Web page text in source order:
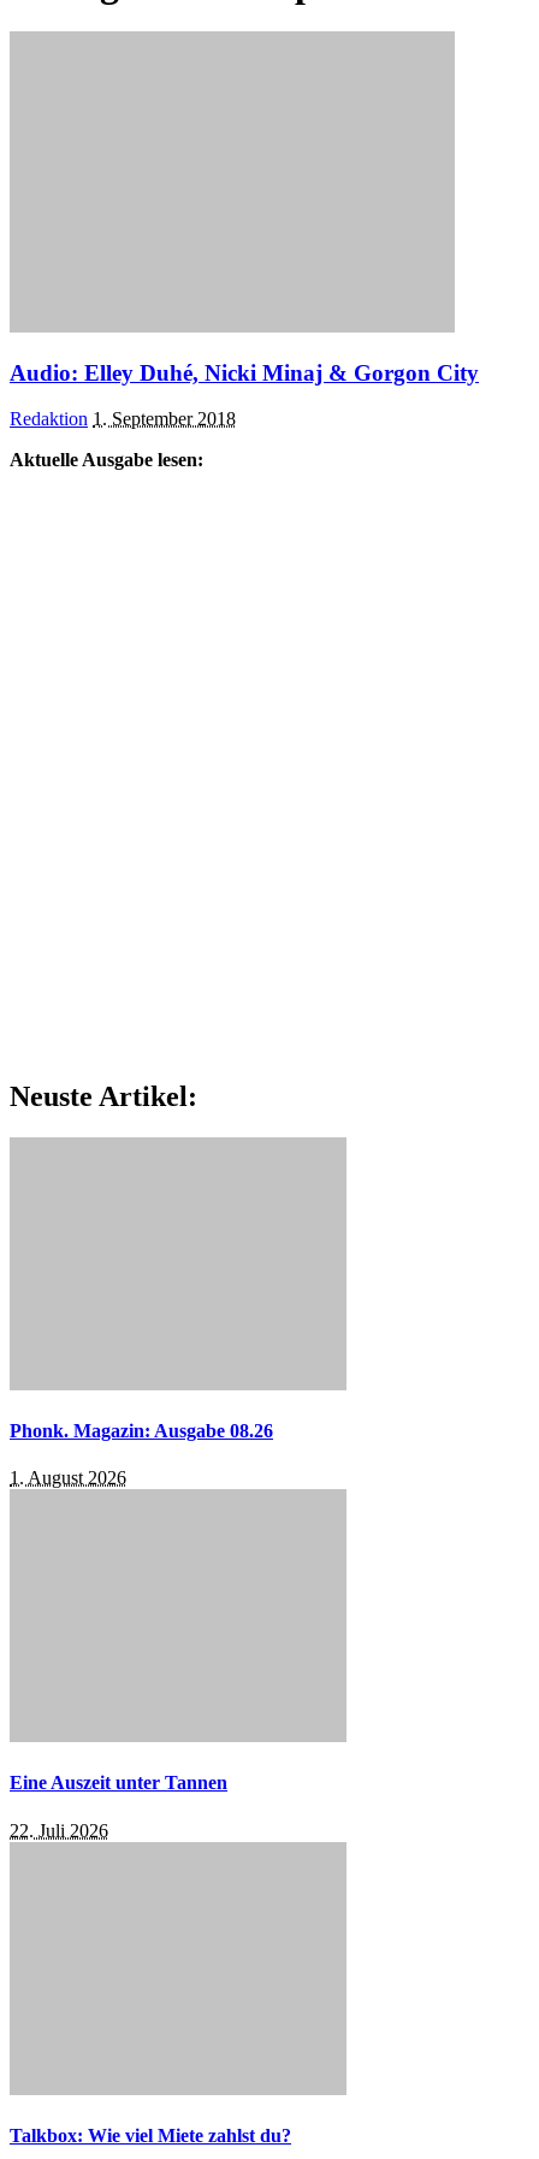
Audio: Elley Duhé, Nicki Minaj & Gorgon City
Posted
Redaktion 1. September 2018
Aktuelle Ausgabe lesen:
Neuste Artikel:
Phonk. Magazin: Ausgabe 08.26
1. August 2026
Eine Auszeit unter Tannen
22. Juli 2026
Talkbox: Wie viel Miete zahlst du?